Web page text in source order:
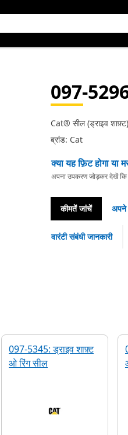
097-
Cat® सील (ड्राइव शाफ़्ट)
ब्रांड: Cat
क्या यह फ़िट होगा या
अपना उपकरण जोड़कर देखें कि
कीमतें जांचें अपने
वारंटी संबंधी जानकारी
097-5345: ड्राइव शाफ़्ट
ओ रिंग सील